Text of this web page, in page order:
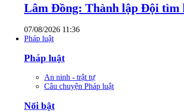
Lâm Đồng: Thành lập Đội tìm
07/08/2026 11:36
Pháp luật
Pháp luật
An ninh - trật tự
Câu chuyện Pháp luật
Nổi bật